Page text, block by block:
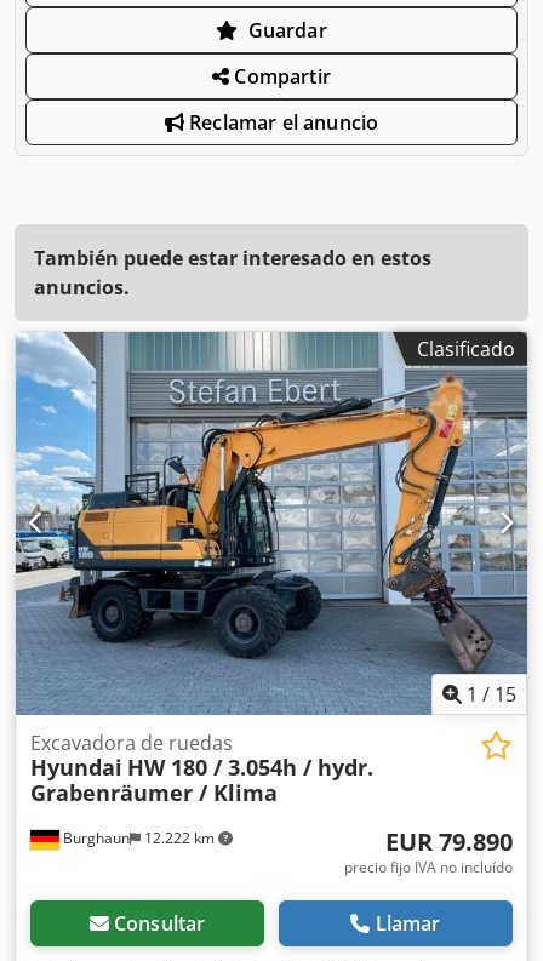
Guardar
Compartir
Reclamar el anuncio
También puede estar interesado en estos
anuncios.
Clasificado
1 / 15
Burghaun 12.222 km
Excavadora de ruedas
Hyundai HW 180 / 3.054h / hydr.
Grabenräumer / Klima
EUR 79.890
precio fijo IVA no incluído
Consultar Llamar